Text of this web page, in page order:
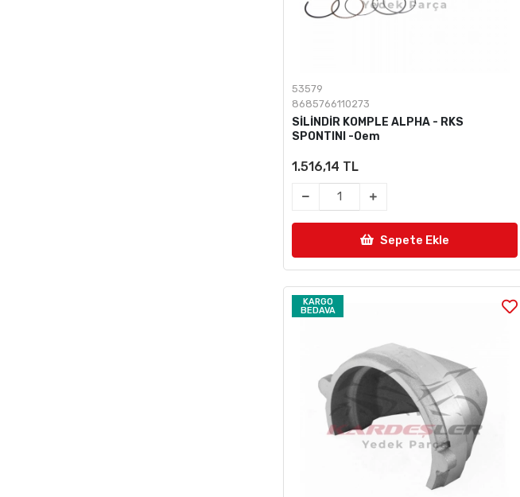
53579
8685766110273
SİLİNDİR KOMPLE ALPHA - RKS
SPONTINI -Oem
1.516,14 TL
Sepete Ekle
KARGO
BEDAVA